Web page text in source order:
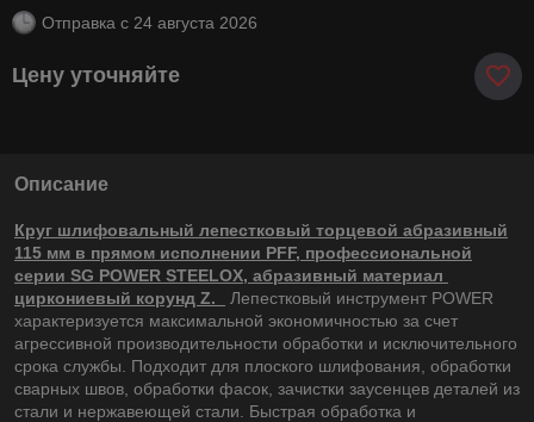
Отправка с 24 августа 2026
Цену уточняйте
Описание
Круг шлифовальный лепестковый торцевой абразивный
115 мм в прямом исполнении PFF, профессиональной
серии SG POWER STEELOX, абразивный материал
циркониевый корунд Z.
Лепестковый инструмент POWER
характеризуется максимальной экономичностью за счет
агрессивной производительности обработки и исключительного
срока службы. Подходит для плоского шлифования, обработки
сварных швов, обработки фасок, зачистки заусенцев деталей из
стали и нержавеющей стали. Быстрая обработка и